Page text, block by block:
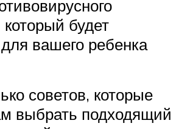
который будет
вашего ребенка
советов, которые
выбрать подходящий